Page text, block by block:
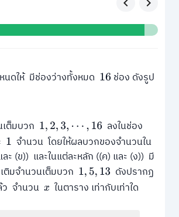
นดให้ มีช่องว่างทั้งหมด 16 ช่อง ดังรูป
เต็มบวก 1,2,3,⋯,16
ลงในช่อง
1 จำนวน โดยให้ผลบวกของจำนวนใน
ะ (ข)) และในแต่ละหลัก ((ค) และ (ง)) มี
ติมจำนวนเต็มบวก 1,5,13
ดังปรากฏ
ว จำนวน x ในตาราง เท่ากับเท่าใด